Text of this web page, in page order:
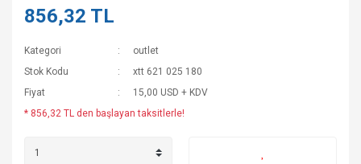
856,32 TL
Kategori
outlet
Stok Kodu
xtt 621 025 180
Fiyat
15,00 USD + KDV
* 856,32 TL den başlayan taksitlerle!